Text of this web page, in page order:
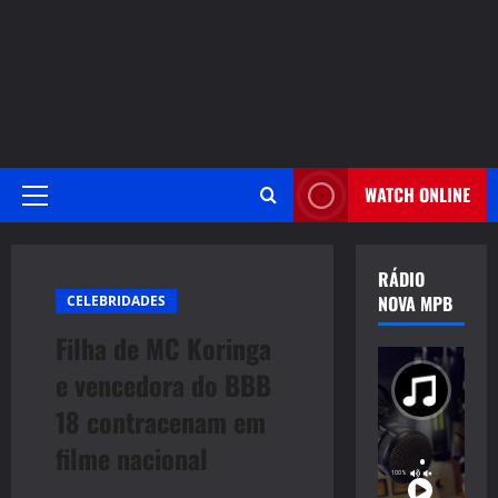
Primary
WATCH ONLINE
CELEBRIDADES
Filha de MC Koringa
e vencedora do BBB
18 contracenam em
filme nacional
RÁDIO
NOVA MPB